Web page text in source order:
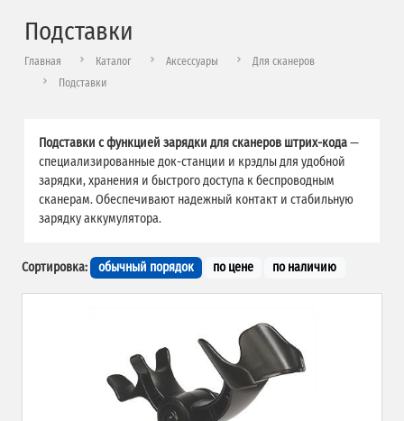
Подставки
Главная Каталог Аксессуары
Для сканеров
Подставки
Подставки с функцией зарядки для сканеров штрих-кода—
специализированные док-станции и крэдлы для удобной
зарядки, хранения и быстрого доступа к беспроводным
сканерам. Обеспечивают надежный контакт и стабильную
зарядку аккумулятора.
Сортировка: обычный порядок по цене по наличию